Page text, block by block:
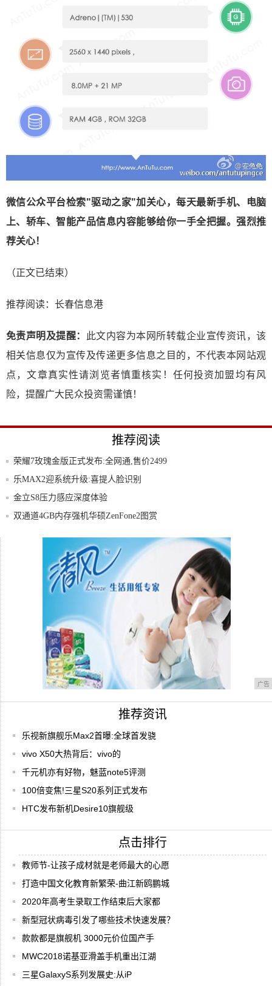
微信公众平台检索"驱动之家"加关心，每天最新手机、电脑
上、轿车、智能产品信息内容能够给你一手全把握。强烈推
荐关心！
（正文已结束）
推荐阅读： 长春信息港
免责声明及提醒：
此文内容为本网所转载企业宣传资讯，该
相关信息仅为宣传及传递更多信息之目的，不代表本网站观
点，文章真实性请浏览者慎重核实！任何投资加盟均有风
险，提醒广大民众投资需谨慎！
推荐阅读
荣耀7玫瑰金版正式发布:全网通,售价2499
乐MAX2迎系统升级:喜提人脸识别
金立S8压力感应深度体验
双通道4GB内存强机华硕ZenFone2图赏
华为荣耀v8现在过时了吗?
广告
推荐资讯
乐视新旗舰乐Max2首曝:全球首发骁
vivo X50大热背后：vivo的
千元机亦有好物，魅蓝note5评测
100倍变焦!三星S20系列正式发布
HTC发布新机Desire10旗舰级
点击排行
教师节-让孩子成材就是老师最大的心愿
打造中国文化教育新繁荣-曲江新鸥鹏城
2020年高考生录取工作结束后大家都
新型冠状病毒引发了哪些技术快速发展？
款款都是旗舰机 3000元价位国产手
MWC2018诺基亚滑盖手机重出江湖
三星GalaxyS系列发展史:从iP